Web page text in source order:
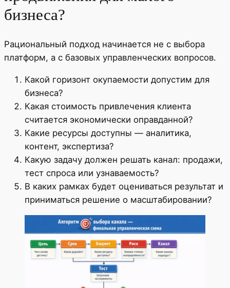
бизнеса?
Рациональный подход начинается не с выбора
платформ, а с базовых управленческих вопросов.
Какой горизонт окупаемости допустим для
бизнеса?
Какая стоимость привлечения клиента
считается экономически оправданной?
Какие ресурсы доступны — аналитика,
контент, экспертиза?
Какую задачу должен решать канал: продажи,
тест спроса или узнаваемость?
В каких рамках будет оцениваться результат и
приниматься решение о масштабировании?